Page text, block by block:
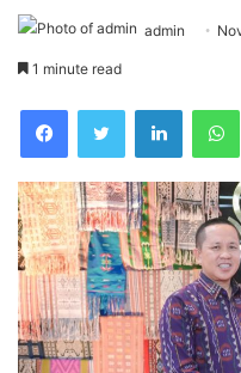
admin
1 minute read
FacebookTwitter LinkedIn